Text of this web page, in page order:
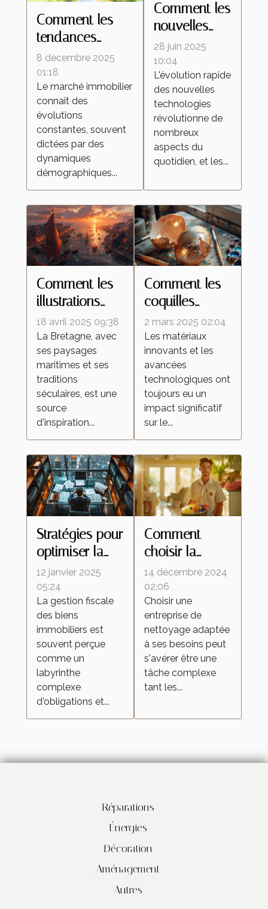
Comment les
tendances
démographiques
influencent-elles
le marché
immobilier ?
8 décembre 2025
01:18
Le marché immobilier
connaît des
évolutions
constantes, souvent
dictées par des
dynamiques
démographiques...
Comment les
nouvelles
technologies
transforment-
elles les
aspirateurs
autonomes ?
28 juin 2025
10:04
L'évolution rapide
des nouvelles
technologies
révolutionne de
nombreux
aspects du
quotidien, et les...
Comment les
illustrations
inspirées de la
Bretagne
célèbrent la
culture
régionale
18 avril 2025 09:38
La Bretagne, avec
ses paysages
maritimes et ses
traditions
séculaires, est une
source
d'inspiration...
Comment les
coquilles
d'œufs
améliorent les
peintures
réfléchissantes
2 mars 2025 02:04
Les matériaux
innovants et les
avancées
technologiques ont
toujours eu un
impact significatif
sur le...
Stratégies pour
optimiser la
fiscalité de vos
biens
immobiliers
12 janvier 2025
05:24
La gestion fiscale
des biens
immobiliers est
souvent perçue
comme un
labyrinthe
complexe
d'obligations et...
Comment
choisir la
meilleure
entreprise de
nettoyage
pour vos
besoins
14 décembre 2024
02:06
Choisir une
entreprise de
nettoyage adaptée
à ses besoins peut
s'avérer être une
tâche complexe
tant les...
Réparations
Énergies
Décoration
Aménagement
Autres